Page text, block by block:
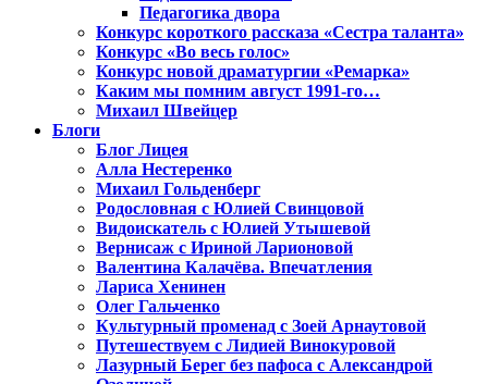
Педагогика двора
Конкурс короткого рассказа «Сестра таланта»
Конкурс «Во весь голос»
Конкурс новой драматургии «Ремарка»
Каким мы помним август 1991-го…
Михаил Швейцер
Блоги
Блог Лицея
Алла Нестеренко
Михаил Гольденберг
Родословная с Юлией Свинцовой
Видоискатель с Юлией Утышевой
Вернисаж с Ириной Ларионовой
Валентина Калачёва. Впечатления
Лариса Хенинен
Олег Гальченко
Культурный променад с Зоей Арнаутовой
Путешествуем с Лидией Винокуровой
Лазурный Берег без пафоса с Александрой